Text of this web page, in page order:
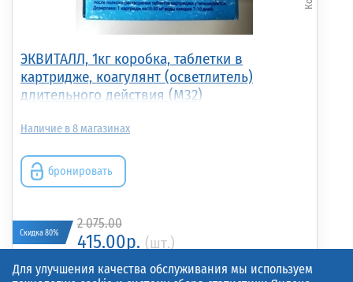
ЭКВИТАЛЛ, 1кг коробка, таблетки в
картридже, коагулянт (осветлитель)
длительного действия (М32)
8
бронировать
Скидка 80%
2 075.00
415.00р. (шт.)
Для улучшения качества обслуживания мы используем